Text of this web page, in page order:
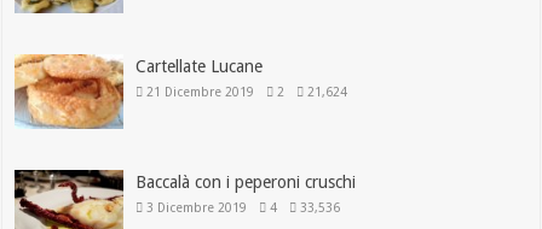
Cartellate Lucane
21 Dicembre 2019 2 21,624
Baccalà con i peperoni cruschi
3 Dicembre 2019 4 33,536